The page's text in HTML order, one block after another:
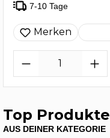
7-10 Tage
Merken
Top Produkte
AUS DEINER KATEGORIE